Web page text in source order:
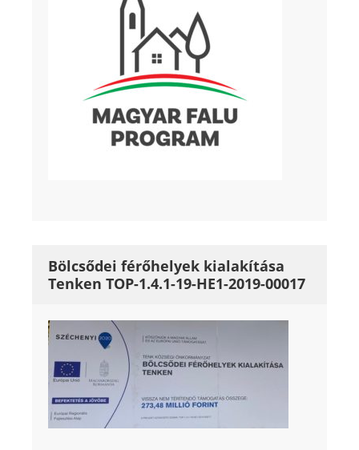
Bölcsődei férőhelyek kialakítása
Tenken TOP-1.4.1-19-HE1-2019-00017